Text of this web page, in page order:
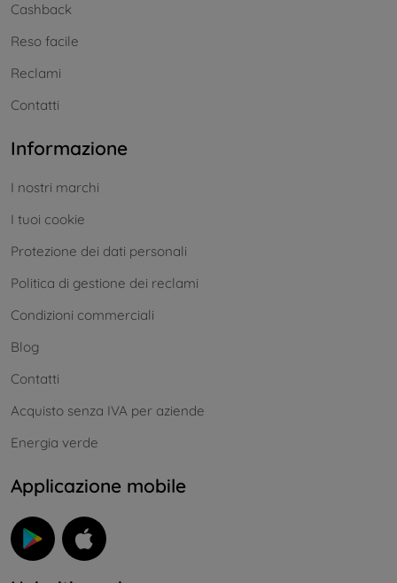
Cashback
Reso facile
Reclami
Contatti
Informazione
I nostri marchi
I tuoi cookie
Protezione dei dati personali
Politica di gestione dei reclami
Condizioni commerciali
Blog
Contatti
Acquisto senza IVA per aziende
Energia verde
Applicazione mobile